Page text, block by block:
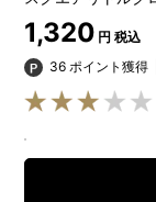
1,320 円 税込
36 ポイント獲得